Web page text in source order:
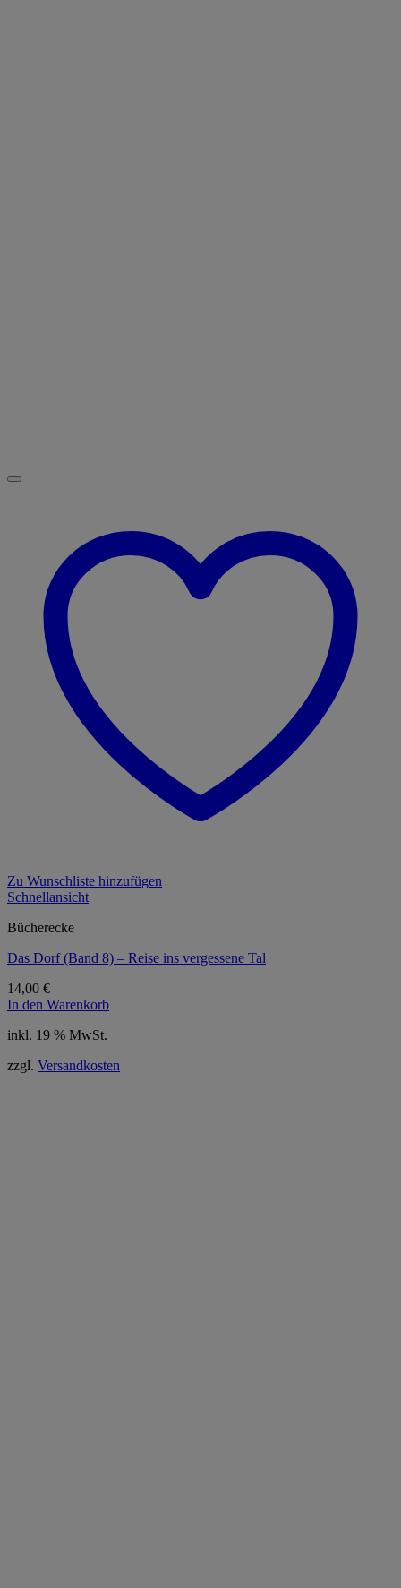
Zu Wunschliste hinzufügen
Schnellansicht
Bücherecke
Das Dorf (Band 8) – Reise ins vergessene Tal
14,00 €
In den Warenkorb
inkl. 19 % MwSt.
zzgl. Versandkosten